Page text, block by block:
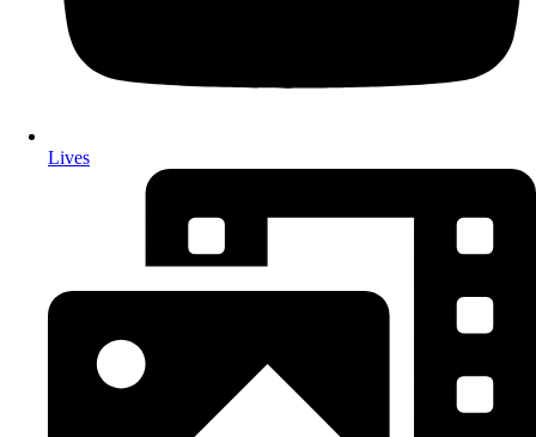
Lives